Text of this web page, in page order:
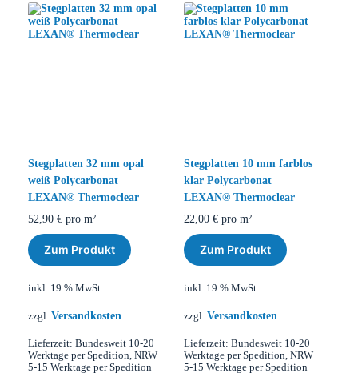
Stegplatten 32 mm opal
weiß Polycarbonat
LEXAN® Thermoclear
52,90 € pro m²
Zum Produkt
inkl. 19 % MwSt.
zzgl. Versandkosten
Lieferzeit: Bundesweit 10-20
Werktage per Spedition, NRW
5-15 Werktage per Spedition
Stegplatten 10 mm farblos
klar Polycarbonat
LEXAN® Thermoclear
22,00 €pro m²
Zum Produkt
inkl. 19 % MwSt.
zzgl. Versandkosten
Lieferzeit: Bundesweit 10-20
Werktage per Spedition, NRW
5-15 Werktage per Spedition